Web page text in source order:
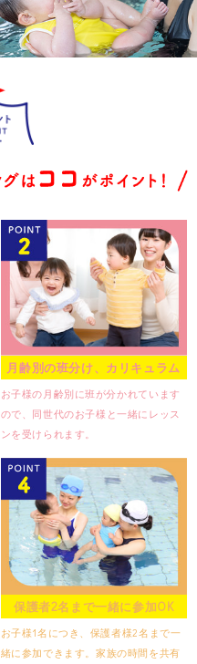
月齢別の班分け、カリキュラム
お子様の月齢別に班が分かれています
ので、 同世代のお子様と一緒に レッス
ンを受けられます。
保護者2名まで一緒に参加OK
お子様1名につき、保護者様2名まで一
緒に参加できます。 家族の時間を共有